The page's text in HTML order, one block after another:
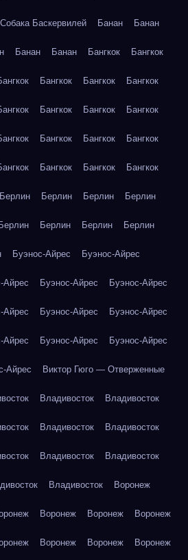
Баскервилей Банан Банан
Банан Банан Бангкок Бангкок
Бангкок Бангкок Бангкок
Бангкок Бангкок Бангкок
Бангкок Бангкок Бангкок
Бангкок Бангкок Бангкок
Берлин Берлин Берлин Берлин
Берлин Берлин Берлин Берлин
Буэнос-Айрес Буэнос-Айрес
Айрес Буэнос-Айрес Буэнос-Айрес
Айрес Буэнос-Айрес Буэнос-Айрес
Айрес Буэнос-Айрес Буэнос-Айрес
Айрес Виктор Гюго — Отверженные
Владивосток Владивосток
Владивосток Владивосток
Владивосток Владивосток
Владивосток Воронеж
Воронеж Воронеж Воронеж
Воронеж Воронеж Воронеж